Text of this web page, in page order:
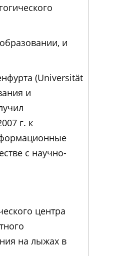
и
(Universität
и
г. к
с научно-
центра
на лыжах в